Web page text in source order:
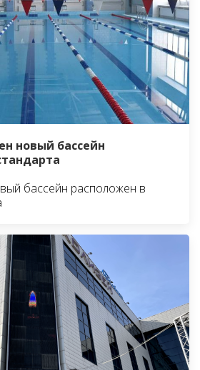
новый бассейн
бассейн расположен в